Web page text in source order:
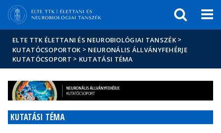
Események
ELTE a
sajtóban
ELTE TTK ÉLETTANI ÉS NEUROBIOLÓGIAI TANSZÉK >
KUTATÓCSOPORTOK > NEURONÁLIS ÁLLVÁNYFEHÉRJE
KUTATÓCSOPORT > KUTATÁSI TÉMA
KUTATÁSI TÉMA